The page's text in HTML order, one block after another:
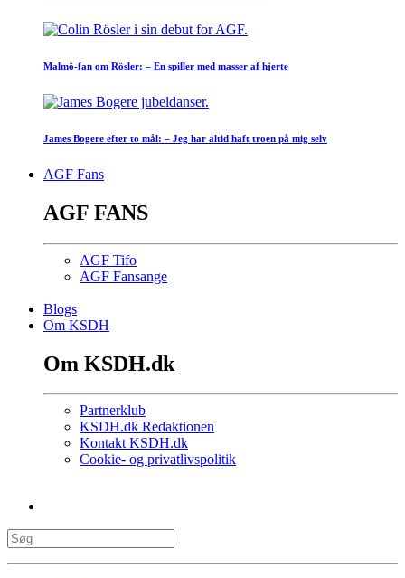
Malmö-fan om Rösler: – En spiller med masser af hjerte
James Bogere efter to mål: – Jeg har altid haft troen på mig selv
AGF Fans
AGF FANS
AGF Tifo
AGF Fansange
Blogs
Om KSDH
Om KSDH.dk
Partnerklub
KSDH.dk Redaktionen
Kontakt KSDH.dk
Cookie- og privatlivspolitik